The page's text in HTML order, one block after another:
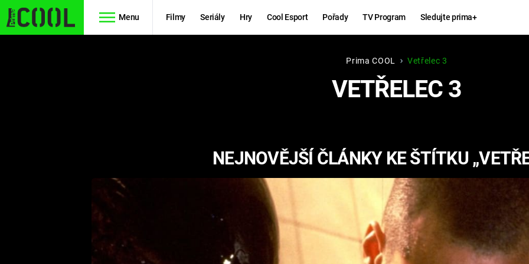
Menu Filmy Seriály Hry Cool Esport Pořady TV Program Sledujte prima+
RYCHLE A
ZBĚSILE 10
Hry
KINGDOM
COME:
DELIVERANCE
ESPORT
CHUCK
NORRIS
Prima COOL Vetřelec 3
VETŘELEC 3
NEJNOVĚJŠÍ ČLÁNKY KE ŠTÍTKU